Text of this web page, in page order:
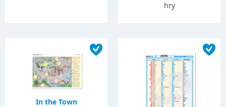
hry
In the Town